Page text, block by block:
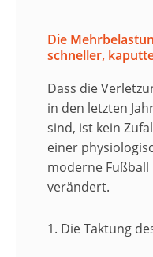
Die
schneller,
Dass die
in den letzten
sind, ist kein
einer
moderne
verändert.
1. Die Taktung